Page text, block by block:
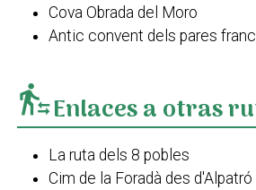
Cova Obrada del Moro
Antic convent dels pares
transfer_within_a_stationEnlaces a otras
La ruta dels 8 pobles
Cim de la Foradà des d'Alpatró